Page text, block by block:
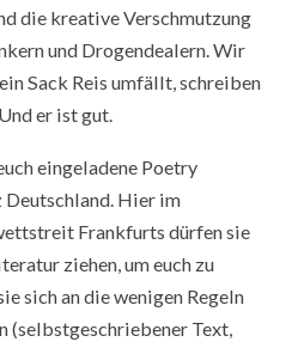
die kreative Verschmutzung
und Drogendealern. Wir
Sack Reis umfällt, schreiben
er ist gut.
eingeladene Poetry
Deutschland. Hier im
Frankfurts dürfen sie
ziehen, um euch zu
sich an die wenigen Regeln
(selbstgeschriebener Text,